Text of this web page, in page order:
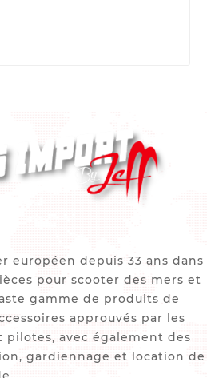
européen depuis 33 ans dans
pour scooter des mers et
gamme de produits de
approuvés par les
pilotes, avec également des
gardiennage et location de